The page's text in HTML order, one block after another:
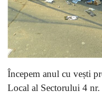
Începem anul cu vești
Local al Sectorului 4